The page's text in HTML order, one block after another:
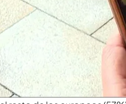
BBVA confirma que
la edad que tengan. Así lo
encima de la media
recurrimos a él desde que
(52%) considera elmóvil